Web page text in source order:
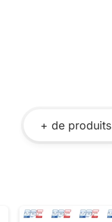
+ de produits